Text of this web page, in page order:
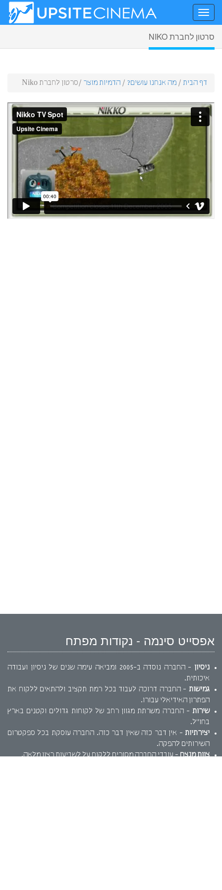
סרטון לחברת NIKO
דף הבית / מה אנחנו עושים? / הדמיות מוצר / סרטון לחברת Niko
אפסייט סינמה - נקודות מפתח
ניסיון
- החברה נוסדה ב-2005 ומביאה עימה שנים של ניסיון ועבודה
איכותית.
גמישות - החברה דרוכה לעבוד בכל רמת תקציב ולהתאים ללקוח את
הפתרון האידיאלי עבורו.
שירות - החברה משרתת מגוון רחב של לקוחות גדולים וקטנים בארץ
בחו"ל.
יצירתיות - אין דבר כזה שאין דבר כזה. החברה עוסקת בכל ספקטרום
השירותים להפקה.
צוות מנצח- עובדי החברה מסורים ללקוח על לשביעות רצון מלאה.